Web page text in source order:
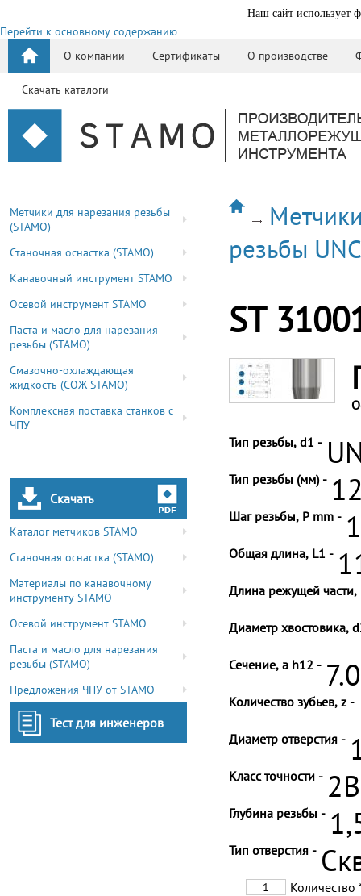
Наш сайт использует
Перейти к основному содержанию
О компании
Сертификаты О производстве
Скачать каталоги
Метчики для нарезания резьбы
(STAMO)
Станочная оснастка (STAMO)
Канавочный инструмент STAMO
Осевой инструмент STAMO
Паста и масло для нарезания
резьбы (STAMO)
Смазочно-охлаждающая
жидкость (СОЖ STAMO)
Комплексная поставка станков с
ЧПУ
Скачать
Каталог метчиков STAMO
Станочная оснастка (STAMO)
Материалы по канавочному
инструменту STAMO
Осевой инструмент STAMO
Паста и масло для нарезания
резьбы (STAMO)
Предложения ЧПУ от STAMO
Тест для инженеров
резьбы UNC
ST
Тип резьбы, d1 -
Тип резьбы (мм) -
Шаг резьбы, P mm -
Общая длина, L1 -
Длина режущей части,
Диаметр хвостовика,
Сечение, a h12 -
Количество зубьев, z -
Диаметр отверстия -
Класс точности - 2B
Глубина резьбы -
Тип отверстия -
Количество